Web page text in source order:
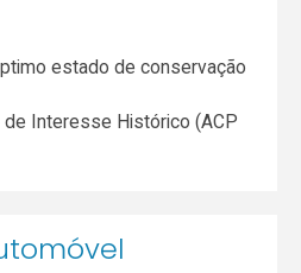
estado de conservação
Interesse Histórico (ACP